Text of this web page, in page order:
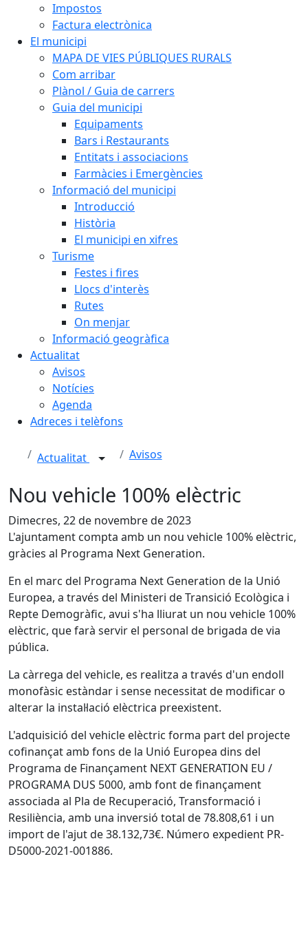
Impostos
Factura electrònica
El municipi
MAPA DE VIES PÚBLIQUES RURALS
Com arribar
Plànol / Guia de carrers
Guia del municipi
Equipaments
Bars i Restaurants
Entitats i associacions
Farmàcies i Emergències
Informació del municipi
Introducció
Història
El municipi en xifres
Turisme
Festes i fires
Llocs d'interès
Rutes
On menjar
Informació geogràfica
Actualitat
Avisos
Notícies
Agenda
Adreces i telèfons
Actualitat Avisos
Nou vehicle 100% elèctric
Dimecres, 22 de novembre de 2023
L'ajuntament compta amb un nou vehicle 100% elèctric,
gràcies al Programa Next Generation.
En el marc del Programa Next Generation de la Unió
Europea, a través del Ministeri de Transició Ecològica i
Repte Demogràfic, avui s'ha lliurat un nou vehicle 100%
elèctric, que farà servir el personal de brigada de via
pública.
La càrrega del vehicle, es realitza a través d'un endoll
monofàsic estàndar i sense necessitat de modificar o
alterar la instal·lació elèctrica preexistent.
L'adquisició del vehicle elèctric forma part del projecte
cofinançat amb fons de la Unió Europea dins del
Programa de Finançament NEXT GENERATION EU /
PROGRAMA DUS 5000, amb font de finançament
associada al Pla de Recuperació, Transformació i
Resiliència, amb una inversió total de 78.808,61 i un
import de l'ajut de 38.132,73€. Número expedient PR-
D5000-2021-001886.